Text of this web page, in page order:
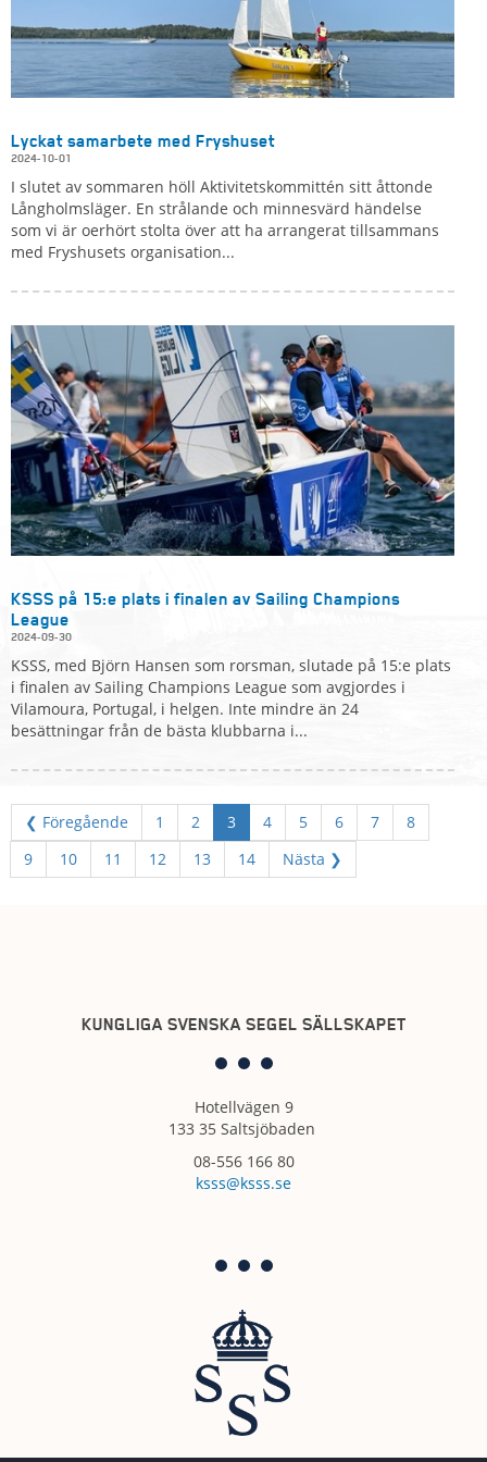
Lyckat samarbete med Fryshuset
2024-10-01
I slutet av sommaren höll Aktivitetskommittén sitt åttonde
Långholmsläger. En strålande och minnesvärd händelse
som vi är oerhört stolta över att ha arrangerat tillsammans
med Fryshusets organisation...
KSSS på 15:e plats i finalen av Sailing Champions
League
2024-09-30
KSSS, med Björn Hansen som rorsman, slutade på 15:e plats
i finalen av Sailing Champions League som avgjordes i
Vilamoura, Portugal, i helgen. Inte mindre än 24
besättningar från de bästa klubbarna i...
❮ Föregående 1 2 3 4 5 6 7
8
9
10 11 12 13 14 Nästa ❯
KUNGLIGA SVENSKA SEGEL SÄLLSKAPET
Hotellvägen 9
133 35 Saltsjöbaden
08-556 166 80
ksss@ksss.se